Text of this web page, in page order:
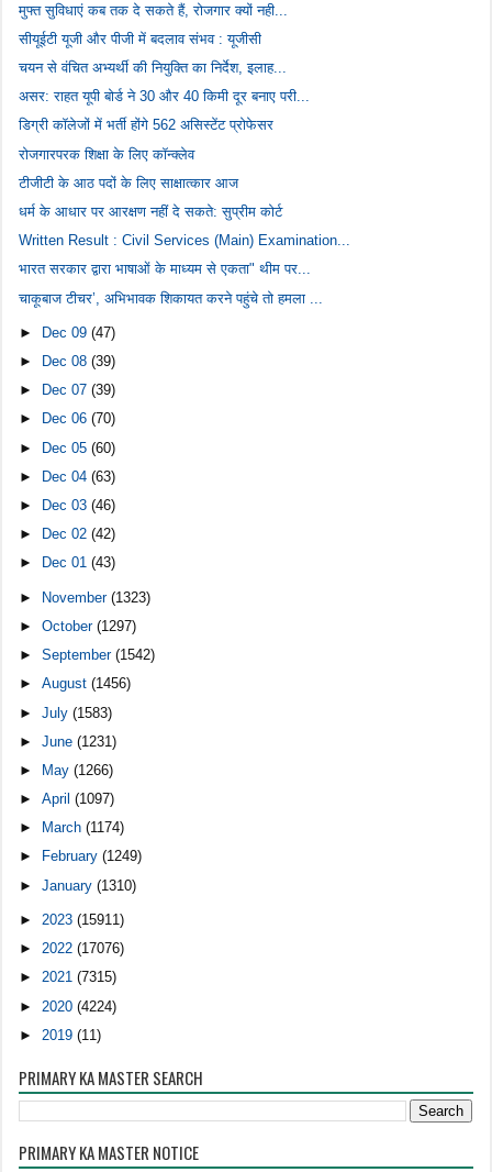
मुफ्त सुविधाएं कब तक दे सकते हैं, रोजगार क्यों नही...
सीयूईटी यूजी और पीजी में बदलाव संभव : यूजीसी
चयन से वंचित अभ्यर्थी की नियुक्ति का निर्देश, इलाह...
असर: राहत यूपी बोर्ड ने 30 और 40 किमी दूर बनाए परी...
डिग्री कॉलेजों में भर्ती होंगे 562 असिस्टेंट प्रोफेसर
रोजगारपरक शिक्षा के लिए कॉन्क्लेव
टीजीटी के आठ पदों के लिए साक्षात्कार आज
धर्म के आधार पर आरक्षण नहीं दे सकते: सुप्रीम कोर्ट
Written Result : Civil Services (Main) Examination...
भारत सरकार द्वारा भाषाओं के माध्यम से एकता" थीम पर...
चाकूबाज टीचर’, अभिभावक शिकायत करने पहुंचे तो हमला ...
► Dec 09(47)
►
Dec 08(39)
►
Dec 07(39)
►
Dec 06(70)
► Dec 05(60)
►
Dec 04(63)
►
Dec 03(46)
►
Dec 02(42)
►
Dec 01(43)
► November(1323)
►October(1297)
►September(1542)
►August(1456)
►July(1583)
►June(1231)
►
May(1266)
►April(1097)
►
March(1174)
►
February(1249)
►January(1310)
►2023(15911)
►2022(17076)
►2021(7315)
► 2020(4224)
► 2019(11)
PRIMARY KA MASTER SEARCH
PRIMARY KA MASTER NOTICE